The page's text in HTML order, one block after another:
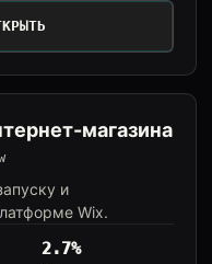
магазина
и
Wix.
2.7%